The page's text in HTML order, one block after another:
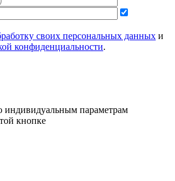
своих персональных данных и
конфиденциальности.
индивидуальным параметрам
кнопке